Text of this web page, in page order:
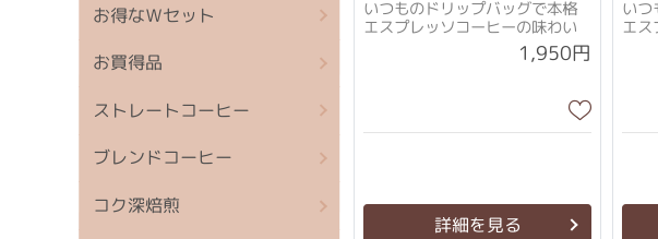
お得なＷセット
お買得品
ストレートコーヒー
ブレンドコーヒー
コク深焙煎
いつものドリップバッグで本格
エスプレッソコーヒーの味わい
1,950円
詳細を見る
いつ
エ